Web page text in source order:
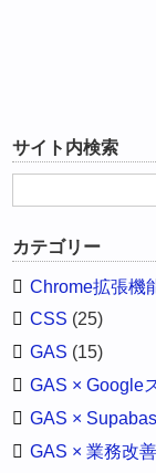
サイト内検索
カテゴリー
Chrome拡張機
CSS (25)
GAS (15)
GAS × Google
GAS ×
GAS × 業務改善